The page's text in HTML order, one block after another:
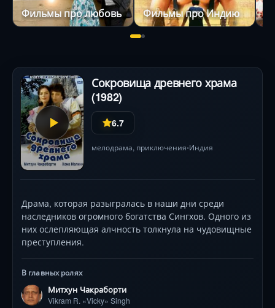
Фильмы про любовь Фильмы про Индию
Сокровища древнего храма
(1982)
6.7
мелодрама, приключения•Индия
Драма, которая разыгралась в наши дни среди
наследников огромного богатства Сингхов. Одного из
них ослепляющая алчность толкнула на чудовищные
преступления.
В главных ролях
Митхун Чакраборти
Vikram R. «Vicky» Singh